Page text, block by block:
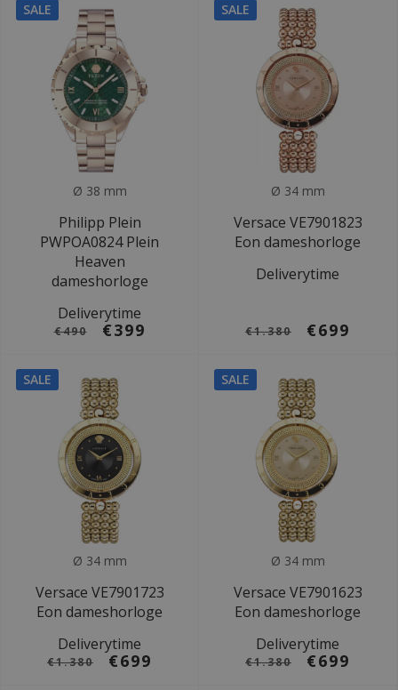
SALE
Ø 38 mm
Philipp Plein
PWPOA0824 Plein
Heaven
dameshorloge
Deliverytime
€490 €399
SALE
Ø 34 mm
Versace VE7901823
Eon dameshorloge
Deliverytime
€1.380 €699
SALE
Ø 34 mm
Versace VE7901723
Eon dameshorloge
Deliverytime
€1.380 €699
SALE
Ø 34 mm
Versace VE7901623
Eon dameshorloge
Deliverytime
€1.380 €699